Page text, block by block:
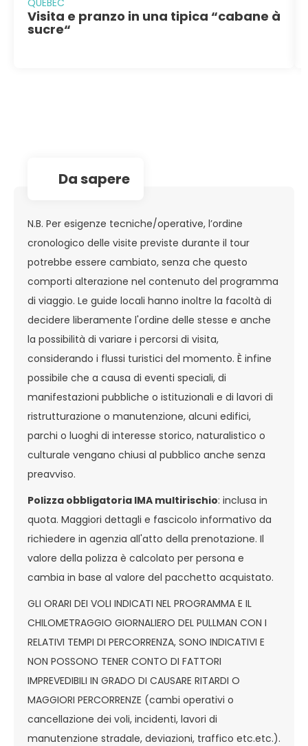
QUEBEC
Visita e pranzo in una tipica “cabane à
sucre“
da sapere
N.B. Per esigenze tecniche/operative, l’ordine
cronologico delle visite previste durante il tour
potrebbe essere cambiato, senza che questo
comporti alterazione nel contenuto del programma
di viaggio. Le guide locali hanno inoltre la facoltà di
decidere liberamente l'ordine delle stesse e anche
la possibilità di variare i percorsi di visita,
considerando i flussi turistici del momento. È infine
possibile che a causa di eventi speciali, di
manifestazioni pubbliche o istituzionali e di lavori di
ristrutturazione o manutenzione, alcuni edifici,
parchi o luoghi di interesse storico, naturalistico o
culturale vengano chiusi al pubblico anche senza
preavviso.
Polizza obbligatoria IMA multirischio: inclusa in
quota. Maggiori dettagli e fascicolo informativo da
richiedere in agenzia all'atto della prenotazione. Il
valore della polizza è calcolato per persona e
cambia in base al valore del pacchetto acquistato.
GLI ORARI DEI VOLI INDICATI NEL PROGRAMMA E IL
CHILOMETRAGGIO GIORNALIERO DEL PULLMAN CON I
RELATIVI TEMPI DI PERCORRENZA, SONO INDICATIVI E
NON POSSONO TENER CONTO DI FATTORI
IMPREVEDIBILI IN GRADO DI CAUSARE RITARDI O
MAGGIORI PERCORRENZE (cambi operativi o
cancellazione dei voli, incidenti, lavori di
manutenzione stradale, deviazioni, traffico etc.etc.).